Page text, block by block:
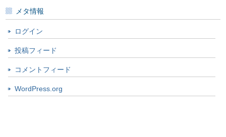
メタ情報
ログイン
投稿フィード
コメントフィード
WordPress.org